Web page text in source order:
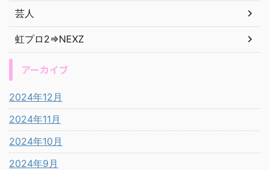
芸人
虹プロ2⇒NEXZ
アーカイブ
2024年12月
2024年11月
2024年10月
2024年9月